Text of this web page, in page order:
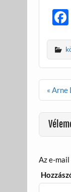
« Arne
Az e-